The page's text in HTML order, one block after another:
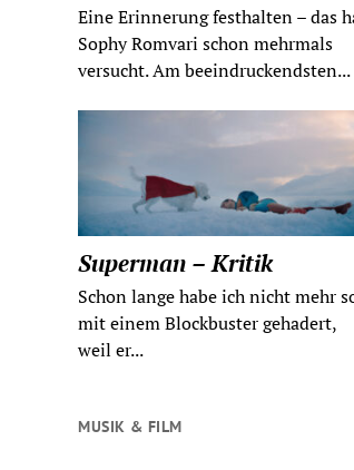
Eine Erinnerung festhalten – das
Sophy Romvari schon mehrmals
versucht. Am beeindruckendsten...
Superman – Kritik
Schon lange habe ich nicht mehr
mit einem Blockbuster gehadert,
weil er...
MUSIK & FILM